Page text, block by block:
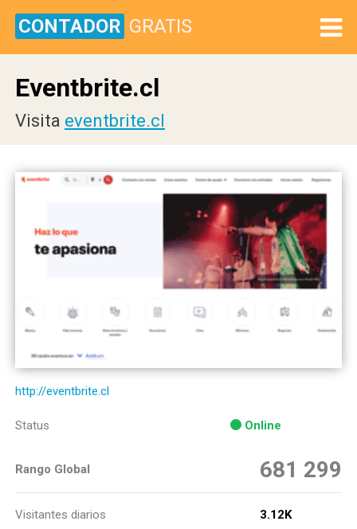
CONTADOR GRATIS
Eventbrite.cl
Visita eventbrite.cl
http://eventbrite.cl
Status Online
Rango Global 681 299
Visitantes diarios
3.12K